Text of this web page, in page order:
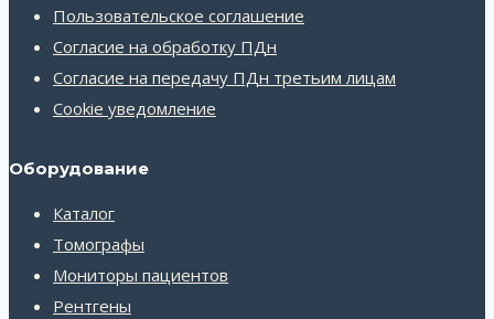
Пользовательское соглашение
Согласие на обработку ПДн
Согласие на передачу ПДн третьим лицам
Cookie уведомление
Оборудование
Каталог
Томографы
Мониторы пациентов
Рентгены